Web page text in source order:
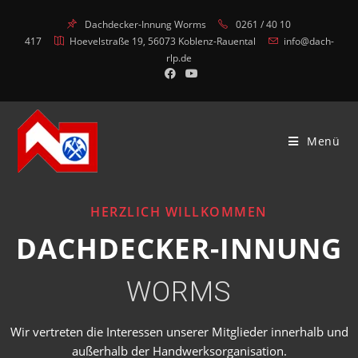
Dachdecker-Innung Worms
0261 / 40 10
417
Hoevelstraße 19, 56073 Koblenz-Rauental
info@dach-
rlp.de
Menü
HERZLICH WILLKOMMEN
DACHDECKER-INNUNG
WORMS
Wir vertreten die Interessen unserer Mitglieder innerhalb und
außerhalb der Handwerksorganisation.